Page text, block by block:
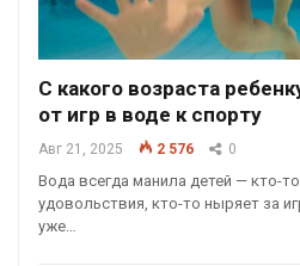
С какого возраста
от игр в воде к спорту
Авг 21, 2025 2 576 0
Вода всегда манила детей — кто-
удовольствия, кто-то ныряет за
уже…